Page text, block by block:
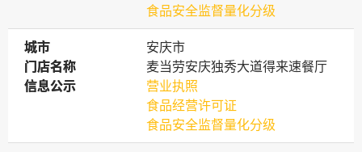
食品安全监督量化分级
城市
城市
安庆市
门店名称
门店名称
麦当劳安庆独秀大道得来速餐厅
信息公示
信息公示
营业执照
食品经营许可证
食品安全监督量化分级